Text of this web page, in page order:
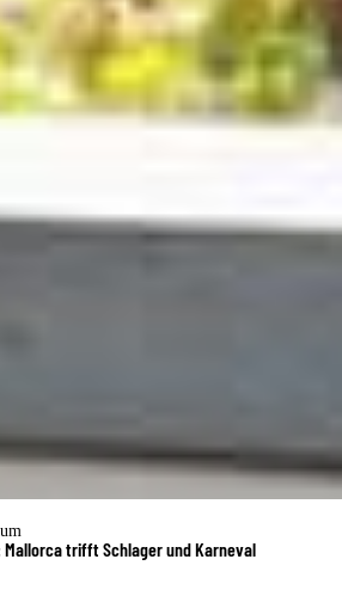
trifft Schlager und Karneval